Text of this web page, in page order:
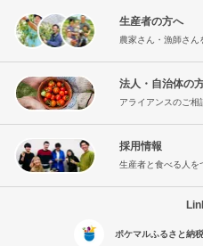
生産者の方へ
農家さん・漁師さん
法人・自治体の
アライアンスのご相
採用情報
生産者と食べる人を
ポケマルふるさと納税